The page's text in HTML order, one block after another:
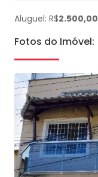
Aluguel: R$2.500,00
Fotos do Imóvel: